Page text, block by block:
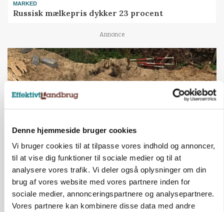
Denne hjemmeside bruger cookies
Vi bruger cookies til at tilpasse vores indhold og annoncer,
til at vise dig funktioner til sociale medier og til at
analysere vores trafik. Vi deler også oplysninger om din
brug af vores website med vores partnere inden for
sociale medier, annonceringspartnere og analysepartnere.
Vores partnere kan kombinere disse data med andre
MARKED
Russisk mælkepris dykker 23 procent
Annonce
BUSINESS
Fra mark til mur: Byggeriet kan åbne nyt
marked for biokul